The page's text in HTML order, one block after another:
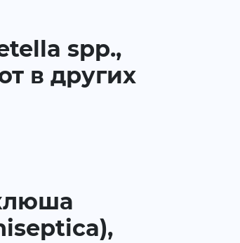
spp.,
в других